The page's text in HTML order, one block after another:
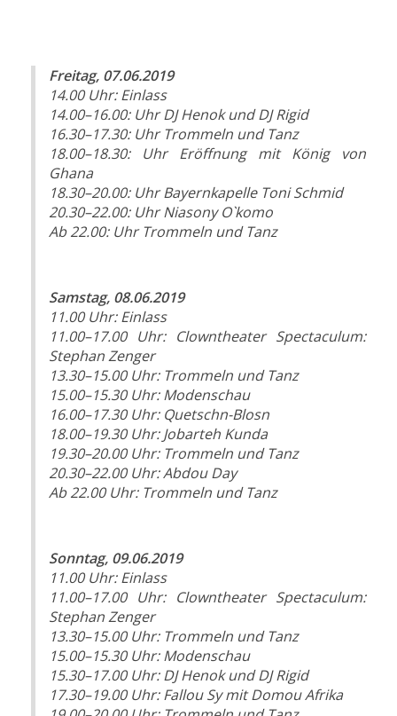
Freitag, 07.06.2019
14.00Uhr: Einlass
14.00–16.00: Uhr DJ Henok und DJ Rigid
16.30–17.30: Uhr Trommeln und Tanz
18.00–18.30: Uhr
Eröffnung mit König von
Ghana
18.30–20.00: Uhr Bayernkapelle Toni Schmid
20.30–22.00: Uhr Niasony O`komo
Ab 22.00: Uhr Trommeln und Tanz
Samstag, 08.06.2019
11.00Uhr:Einlass
11.00–17.00 Uhr: Clowntheater Spectaculum:
Stephan Zenger
13.30–15.00 Uhr: Trommeln und Tanz
15.00–15.30Uhr:Modenschau
16.00–17.30 Uhr: Quetschn-Blosn
18.00–19.30 Uhr:Jobarteh Kunda
19.30–20.00 Uhr: Trommeln und Tanz
20.30–22.00 Uhr:Abdou Day
Ab 22.00 Uhr: Trommeln und Tanz
Sonntag, 09.06.2019
11.00Uhr:Einlass
11.00–17.00 Uhr: Clowntheater Spectaculum:
Stephan Zenger
13.30–15.00 Uhr: Trommeln und Tanz
15.00–15.30 Uhr:Modenschau
15.30–17.00 Uhr:DJ Henok und DJ Rigid
17.30–19.00 Uhr:Fallou Sy mit Domou Afrika